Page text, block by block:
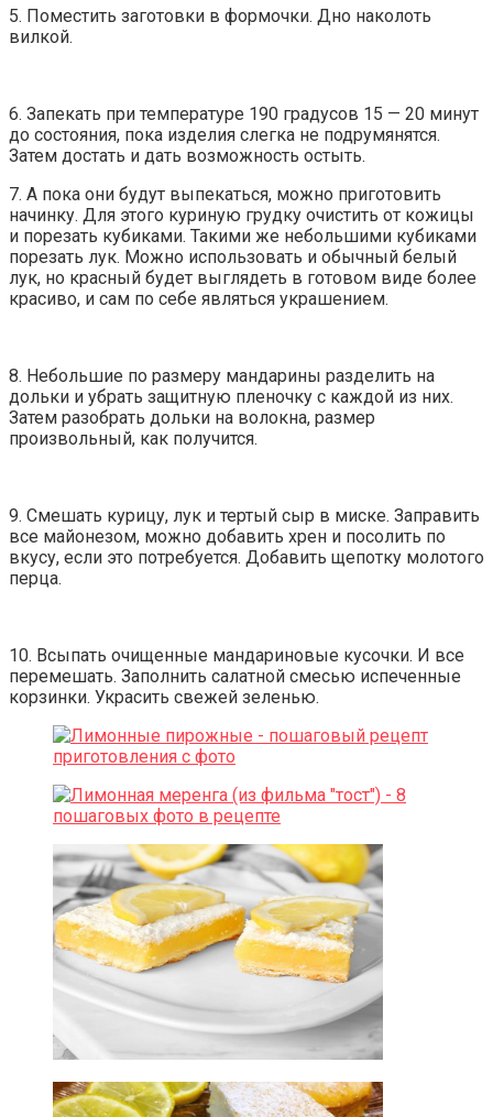
5. Поместить заготовки в формочки. Дно наколоть
вилкой.
6. Запекать при температуре 190 градусов 15 — 20 минут
до состояния, пока изделия слегка не подрумянятся.
Затем достать и дать возможность остыть.
7. А пока они будут выпекаться, можно приготовить
начинку. Для этого куриную грудку очистить от кожицы
и порезать кубиками. Такими же небольшими кубиками
порезать лук. Можно использовать и обычный белый
лук, но красный будет выглядеть в готовом виде более
красиво, и сам по себе являться украшением.
8. Небольшие по размеру мандарины разделить на
дольки и убрать защитную пленочку с каждой из них.
Затем разобрать дольки на волокна, размер
произвольный, как получится.
9. Смешать курицу, лук и тертый сыр в миске. Заправить
все майонезом, можно добавить хрен и посолить по
вкусу, если это потребуется. Добавить щепотку молотого
перца.
10. Всыпать очищенные мандариновые кусочки. И все
перемешать. Заполнить салатной смесью испеченные
корзинки. Украсить свежей зеленью.